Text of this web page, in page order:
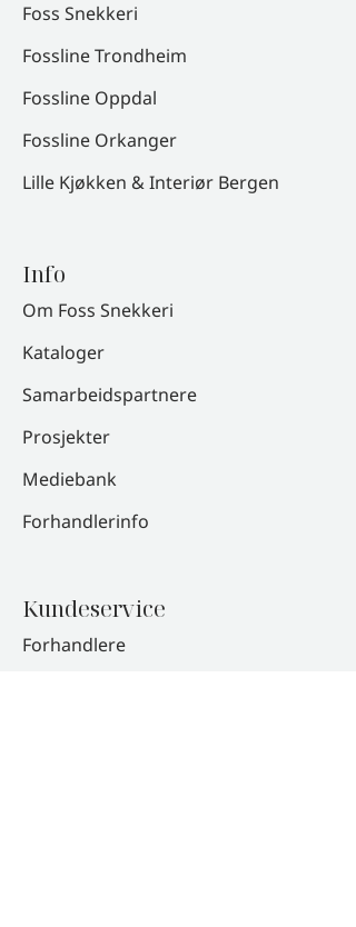
Foss Snekkeri
Fossline Trondheim
Fossline Oppdal
Fossline Orkanger
Lille Kjøkken & Interiør Bergen
Info
Om Foss Snekkeri
Kataloger
Samarbeidspartnere
Prosjekter
Mediebank
Forhandlerinfo
Kundeservice
Forhandlere